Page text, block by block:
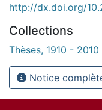
http://dx.doi.org/
Collections
Thèses, 1910 -
Notice